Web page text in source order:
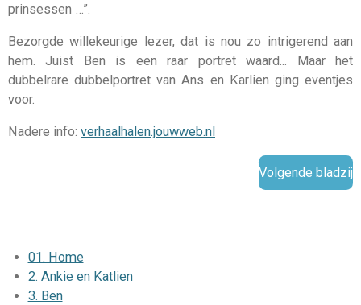
prinsessen …”.
Bezorgde willekeurige lezer, dat is nou zo intrigerend aan
hem. Juist Ben is een raar portret waard... Maar het
dubbelrare dubbelportret van Ans en Karlien ging eventjes
voor.
Nadere info: verhaalhalen.jouwweb.nl
Volgende bladzij
01. Home
2. Ankie en Katlien
3. Ben